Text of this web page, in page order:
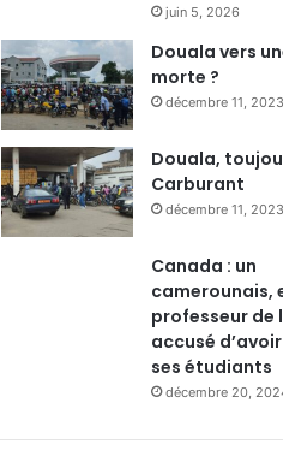
juin 5, 2026
Douala vers
morte ?
décembre 11, 2023
Douala,
Carburant
décembre 11, 2023
Canada : un
camerounais,
professeur de
accusé
ses étudiants
décembre 20,